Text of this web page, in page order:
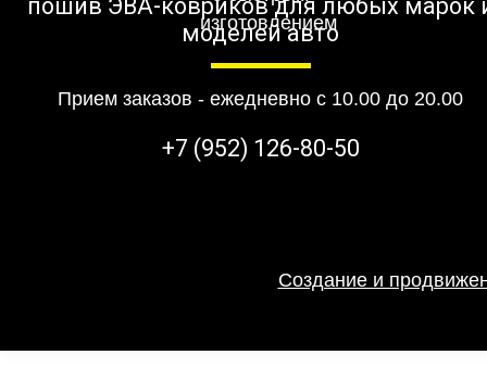
пошив ЭВА-ковриков для любых марок
моделей авто
Прием заказов - ежедневно с 10.00 до 20.00
+7 (952) 126-80-50
Создание и